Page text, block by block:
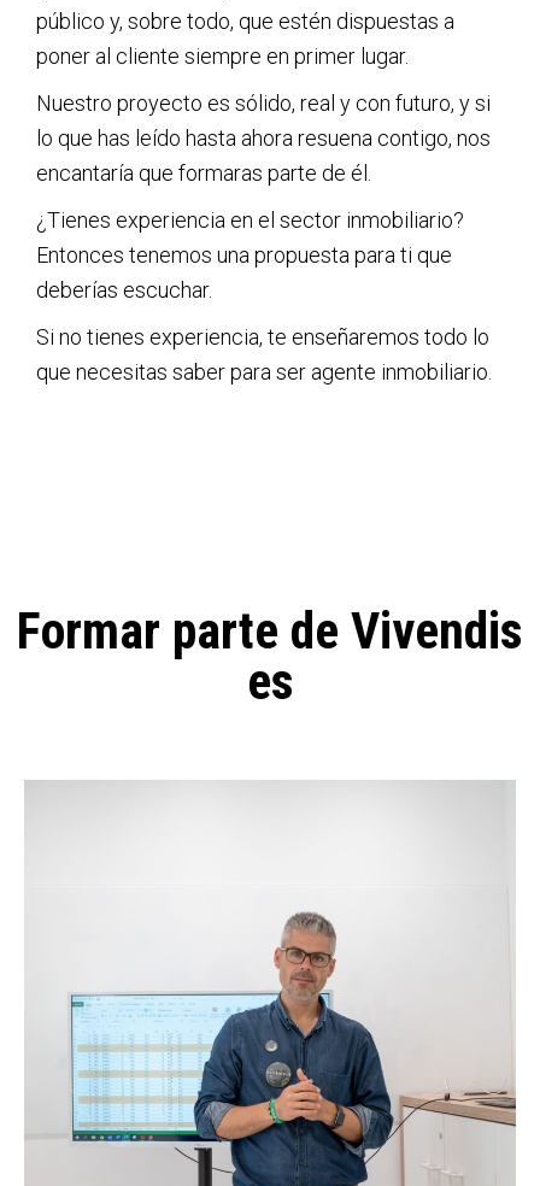
público y, sobre todo, que estén dispuestas a
poner al cliente siempre en primer lugar.
Nuestro proyecto es sólido, real y con futuro, y si
lo que has leído hasta ahora resuena contigo, nos
encantaría que formaras parte de él.
¿Tienes experiencia en el sector inmobiliario?
Entonces tenemos una propuesta para ti que
deberías escuchar.
Si no tienes experiencia, te enseñaremos todo lo
que necesitas saber para ser agente inmobiliario.
Formar parte de Vivendis
es